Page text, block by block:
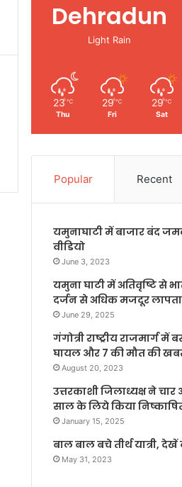
Dehradun
Light Rain
23 ℃
Thu
29 ℃
Fri
29 ℃
Sat
Popular Recent
यमुनाघाटी में बाजार बंद
वीडियो
June 3, 2023
यमुना घाटी में अतिवृष्टि से
दर्जन से अधिक मजदूर
June 29, 2025
गंगोत्री राष्ट्रीय राजमार्ग में
घायल और 7 की मौत की
August 20, 2023
उत्तरकाशी जिलाध्यक्ष ने
साल के लिये किया
January 15, 2025
बाल बाल बचे तीर्थ यात्री, देखें
May 31, 2023